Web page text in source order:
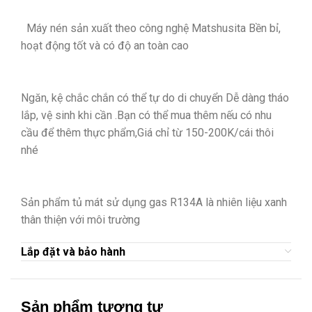
Máy nén sản xuất theo công nghệ Matshusita Bền bỉ,
hoạt động tốt và có độ an toàn cao
Ngăn, kệ chắc chắn có thể tự do di chuyển Dễ dàng tháo
lắp, vệ sinh khi cần .Bạn có thể mua thêm nếu có nhu
cầu để thêm thực phẩm,Giá chỉ từ 150-200K/cái thôi
nhé
Sản phẩm tủ mát sử dụng gas R134A là nhiên liệu xanh
thân thiện với môi trường
Lắp đặt và bảo hành
Sản phẩm tương tự